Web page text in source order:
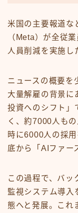
米国の主要報道な
（Meta）が全従
人員削減を実施し
ニュースの概要を
大量解雇の背景に
投資へのシフト」
く、約7000人も
時に6000人の採
底から「AIファー
この過程で、バッ
監視システム導入
態へと発展。これ